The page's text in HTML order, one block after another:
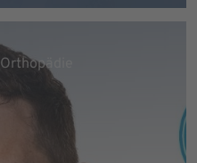
Orthopädie